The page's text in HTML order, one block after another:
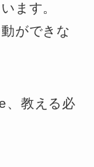
ます。
ができな
、教える必